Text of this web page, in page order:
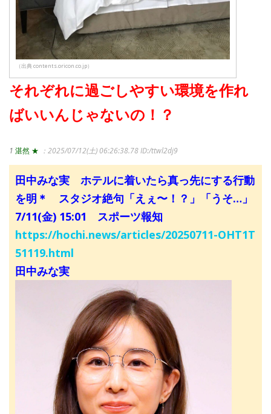
（出典 contents.oricon.co.jp）
それぞれに過ごしやすい環境を作れ
ばいいんじゃないの！？
1 湛然 ★ ：2025/07/12(土) 06:26:38.78ID:/ttwl2dj9
田中みな実 ホテルに着いたら真っ先にする行動
を明＊ スタジオ絶句「えぇ〜！？」「うそ…」
7/11(金) 15:01 スポーツ報知
https://hochi.news/articles/20250711-OHT1T
51119.html
田中みな実